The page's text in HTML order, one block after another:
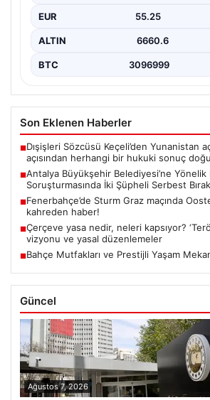
Antalya Büyükşehir Belediyesi'ne
rüşvet ve yolsuzluk soruşturması
EUR 55.25
ALTIN 6660.6
BTC 3096999
Son Eklenen Haberler
■Dışişleri Sözcüsü Keçeli’den Yunanistan
açısından herhangi bir hukuki sonuç
■Antalya Büyükşehir Belediyesi’ne
Soruşturmasında İki Şüpheli Serbest
■Fenerbahçe’de Sturm Graz maçında
kahreden haber!
■Çerçeve yasa nedir, neleri kapsıyor?
vizyonu ve yasal düzenlemeler
■Bahçe Mutfakları ve Prestijli Yaşam
Güncel
Ağustos 7, 2026